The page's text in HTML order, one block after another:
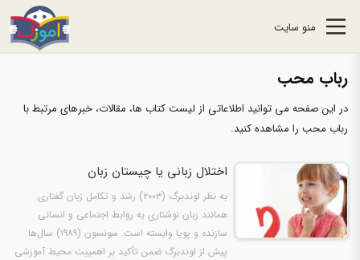
منو سایت
رباب محب
در این صفحه می توانید اطلاعاتی از لیست کتاب ها، مقالات، خبرهای مرتبط با
رباب محب را مشاهده کنید.
اختلال زبانی یا چیستان زبان
به نظر لوندبرگ (۲۰۰۳) رشد و تکامل زبان گفتاری
همانند زبان نوشتاری به روابط اجتماعی و انسانی
سازنده و پویا وابسته است. سونسون (۱۹۸۹) سال‌ها
پیش از لوندبرگ ضمن تأکید بر اهمییت محیط آموزشی